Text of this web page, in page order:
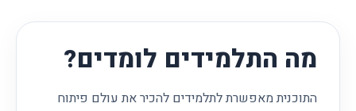
מה התלמידים לומדים?
התוכנית מאפשרת לתלמידים להכיר את עולם פיתוח